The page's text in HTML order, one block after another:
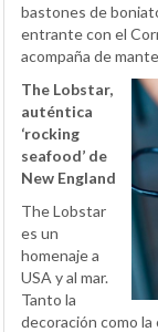
bastones de
entrante con el
acompaña de
The Lobstar,
auténtica
‘rocking
seafood’ de
New England
The Lobstar
es un
homenaje a
USA y al mar.
Tanto la
decoración como